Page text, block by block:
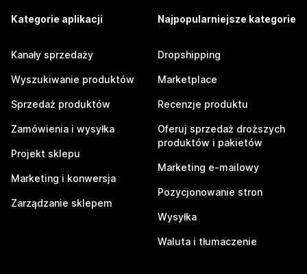
Kategorie aplikacji
Kanały sprzedaży
Wyszukiwanie produktów
Sprzedaż produktów
Zamówienia i wysyłka
Projekt sklepu
Marketing i konwersja
Zarządzanie sklepem
Najpopularniejsze kategorie
Dropshipping
Marketplace
Recenzje produktu
Oferuj sprzedaż droższych
produktów i pakietów
Marketing e-mailowy
Pozycjonowanie stron
Wysyłka
Waluta i tłumaczenie